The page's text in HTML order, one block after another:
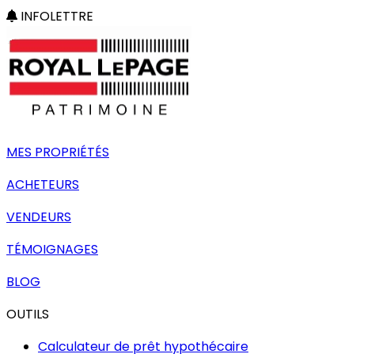
INFOLETTRE
MES PROPRIÉTÉS
ACHETEURS
VENDEURS
TÉMOIGNAGES
BLOG
OUTILS
Calculateur de prêt hypothécaire